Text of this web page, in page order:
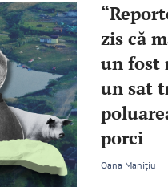
zis că
un fost
un sat
porci
Oana Manițiu |